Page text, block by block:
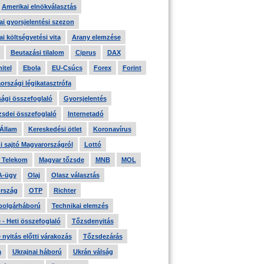
Amerikai elnökválasztás
gyorsjelentési szezon
költségvetési vita Arany elemzése
Beutazási tilalom Ciprus DAX
Ebola EU-Csúcs Forex Forint
légikatasztrófa
összefoglaló Gyorsjelentés
összefoglaló Internetadó
Kereskedési ötlet Koronavírus
sajtó Magyarországról Lottó
Telekom Magyar tőzsde MNB MOL
ügy Olaj Olasz választás
OTP Richter
Technikai elemzés
- Heti összefoglaló Tőzsdenyitás
nyitás előtti várakozás Tőzsdezárás
Ukrajnai háború Ukrán válság